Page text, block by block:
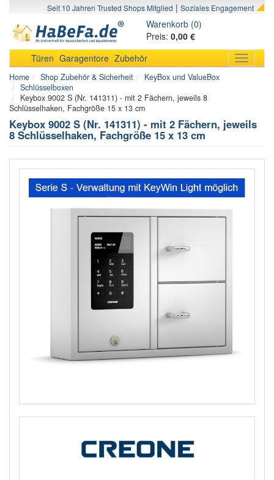
Seit 10 Jahren Trusted Shops Mitglied | Soziales Engagement
Warenkorb (0)
Preis: 0,00 €
Toggle
Türen Garagentore Zubehör
Home Shop Zubehör & Sicherheit
KeyBox und ValueBox
Schlüsselboxen
Keybox 9002 S (Nr. 141311) - mit 2 Fächern, jeweils 8
Schlüsselhaken, Fachgröße 15 x 13 cm
Keybox 9002 S (Nr. 141311) - mit 2 Fächern, jeweils
8 Schlüsselhaken, Fachgröße 15 x 13 cm